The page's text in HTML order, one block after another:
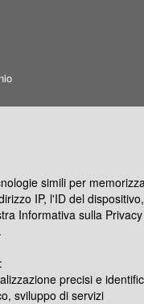
Gratis
simili per
IP, l'ID del
Informativa sulla
precisi e
sviluppo di servizi